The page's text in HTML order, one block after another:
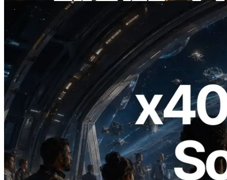
2026.07.04
ERPC startet x402-fähige Solana RPC —
Der Beginn einer Ära, in der KI-Agenten
APIs bei Bedarf bezahlen